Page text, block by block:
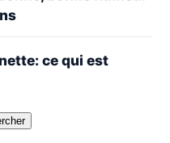
ce qui est